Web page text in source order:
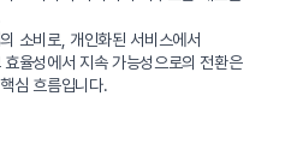
소비로, 개인화된 서비스에서
율성에서 지속 가능성으로의 전환은
심 흐름입니다.